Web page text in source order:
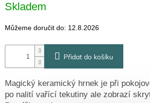
Valentýn
cena:
Skladem
Můžeme doručit do: 12.8.2026
Přidat do košíku
Magický keramický hrnek je při
po nalití vařící tekutiny ale zobrazí